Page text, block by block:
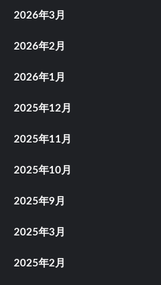
2026年3月
2026年2月
2026年1月
2025年12月
2025年11月
2025年10月
2025年9月
2025年3月
2025年2月